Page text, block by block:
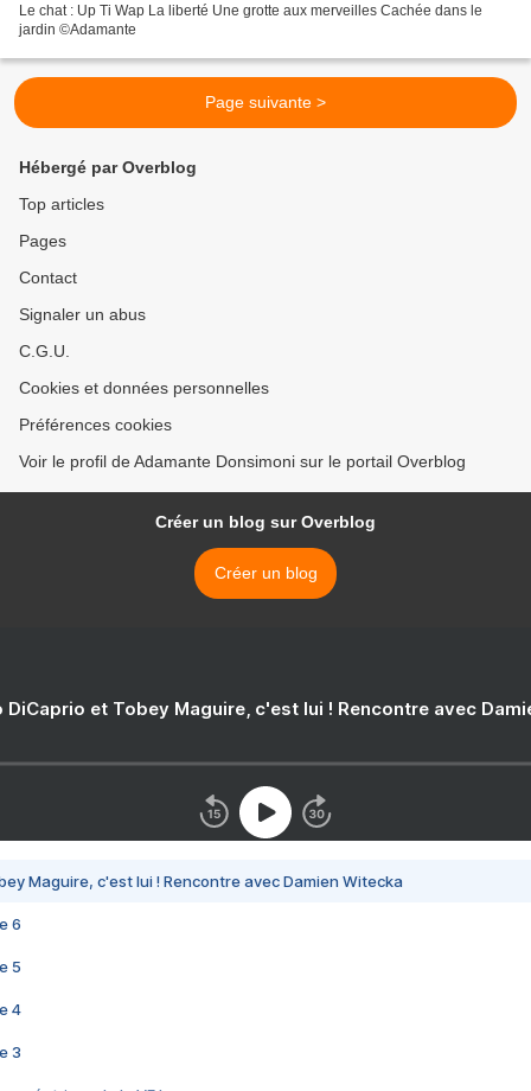
Le chat : Up Ti Wap La liberté Une grotte aux merveilles Cachée dans le
jardin ©Adamante
Page suivante >
Hébergé par Overblog
Top articles
Pages
Contact
Signaler un abus
C.G.U.
Cookies et données personnelles
Préférences cookies
Voir le profil de Adamante Donsimoni sur le portail Overblog
Créer un blog sur Overblog
Créer un blog
DiCaprio et Tobey Maguire, c'est lui ! Rencontre avec
Maguire, c'est lui ! Rencontre avec Damien Witecka
6
5
4
3